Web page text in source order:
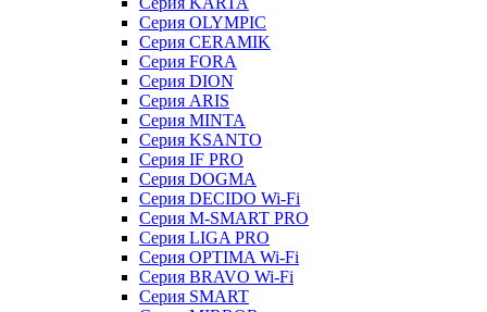
Серия OLYMPIC
Серия CERAMIK
Серия FORA
Серия DION
Серия ARIS
Серия MINTA
Серия KSANTO
Серия IF PRO
Серия DOGMA
Серия DECIDO Wi-Fi
Серия M-SMART PRO
Серия LIGA PRO
Серия OPTIMA Wi-Fi
Серия BRAVO Wi-Fi
Серия SMART